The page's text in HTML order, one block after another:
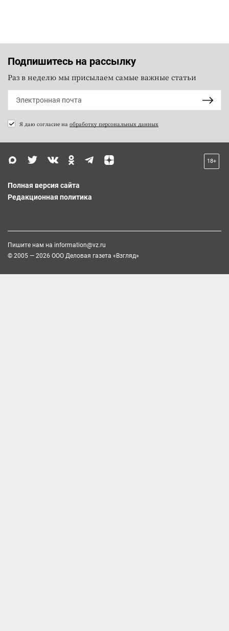
Подпишитесь на рассылку
Раз в неделю мы присылаем самые важные статьи
Я даю согласие на обработку персональных данных
18+
Полная версия сайта
Редакционная политика
Пишите нам на information@vz.ru
© 2005 — 2026 ООО Деловая газета «Взгляд»